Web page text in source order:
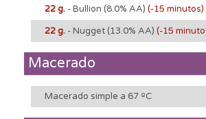
22 g. - Bullion (8.0% AA) (-15 minutos)
22 g. - Nugget (13.0% AA) (-15
Macerado
Macerado simple a 67 ºC